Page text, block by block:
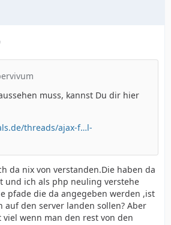
muss, kannst Du dir hier
threads/ajax-f…l-
da nix von verstanden.Die haben da
und ich als php neuling verstehe
pfade die da angegeben werden ,ist
auf den server landen sollen? Aber
wenn man den rest von den